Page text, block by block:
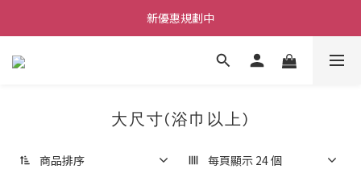
每筆訂單不限金額贈送小禮物
新優惠規劃中
每筆訂單不限金額贈送小禮物
大尺寸(浴巾以上)
商品排序 每頁顯示 24 個